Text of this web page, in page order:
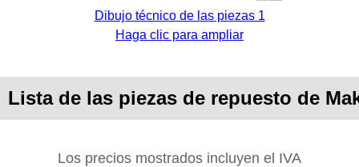
Dibujo técnico de las piezas 1
Haga clic para ampliar
Lista de las piezas de repuesto de
Los precios mostrados incluyen el IVA